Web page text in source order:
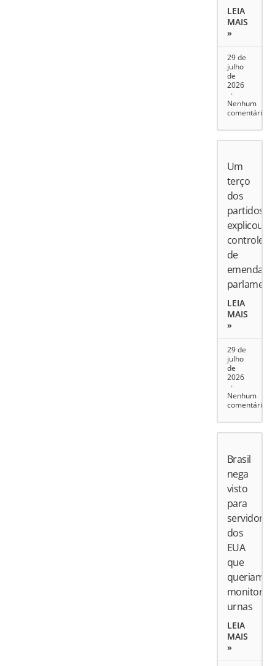
LEIA
MAIS
»
29 de
julho
de
2026
Nenhum
comentário
Um
terço
dos
partidos
explicou
controle
de
emendas
LEIA
MAIS
»
29 de
julho
de
2026
Nenhum
comentário
Brasil
nega
visto
para
servidores
dos
EUA
que
queriam
monitorar
urnas
LEIA
MAIS
»